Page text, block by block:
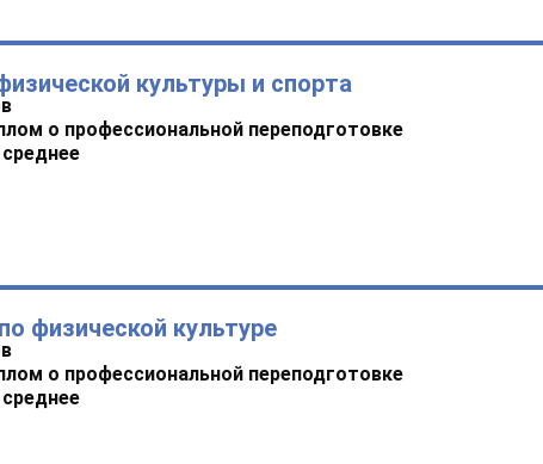
культуры и спорта
о профессиональной переподготовке
физической культуре
о профессиональной переподготовке